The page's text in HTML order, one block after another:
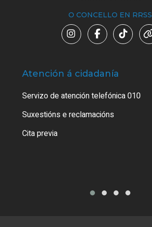
O CONCELLO EN RRSS
Atención á cidadanía
Servizo de atención telefónica 010
Suxestións e reclamacións
Cita previa